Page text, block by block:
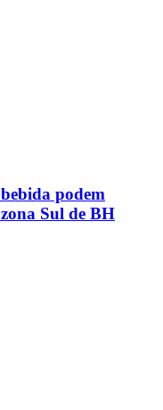
podem
Sul de BH